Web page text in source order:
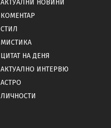
АКТУАЛНИ НОВИНИ
КОМЕНТАР
СТИЛ
МИСТИКА
ЦИТАТ НА ДЕНЯ
АКТУАЛНО ИНТЕРВЮ
АСТРО
ЛИЧНОСТИ